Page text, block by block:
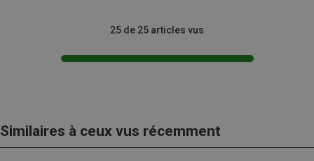
25 de 25 articles vus
Similaires à ceux vus récemment